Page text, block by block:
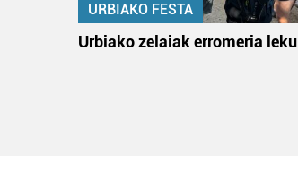
URBIAKO FESTA
Urbiako zelaiak erromeria leku